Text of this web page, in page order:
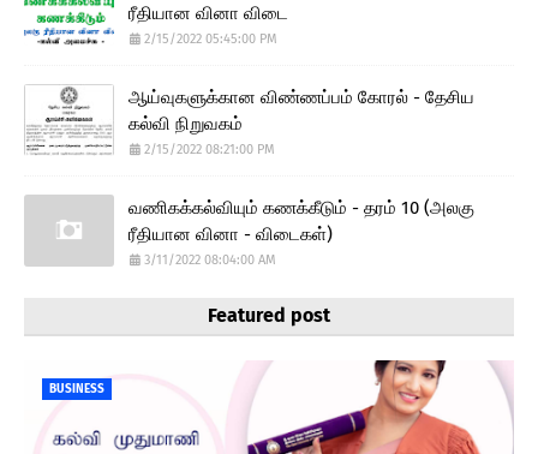
ரீதியான வினா விடை
2/15/2022 05:45:00 PM
ஆய்வுகளுக்கான விண்ணப்பம் கோரல் - தேசிய
கல்வி நிறுவகம்
2/15/2022 08:21:00 PM
வணிகக்கல்வியும் கணக்கீடும் - தரம் 10 (அலகு
ரீதியான வினா - விடைகள்)
3/11/2022 08:04:00 AM
Featured post
BUSINESS